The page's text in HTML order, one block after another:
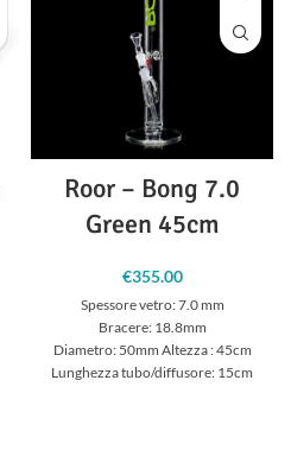
Roor – Bong 7.0
Green 45cm
€355.00
Spessore vetro: 7.0 mm
Bracere: 18.8mm
Diametro: 50mm Altezza : 45cm
Lunghezza tubo/diffusore: 15cm